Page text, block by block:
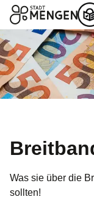
Was sie über die
sollten!